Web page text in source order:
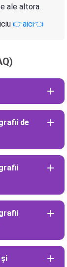
ale altora.
👉aici👈
de